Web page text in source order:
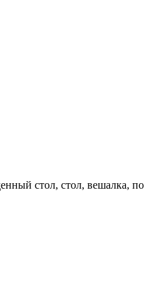
стол, стол, вешалка,